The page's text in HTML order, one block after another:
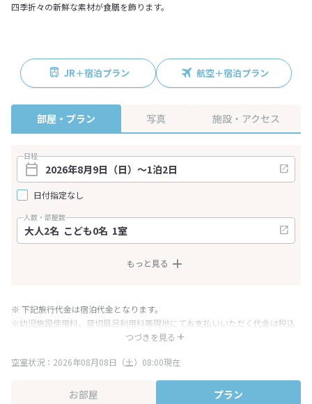
四季折々の新鮮な素材が食膳を飾ります。
JR＋宿泊プラン 航空＋宿泊プラン
部屋・プラン 写真 施設・アクセス
日程
日付指定なし
人数・部屋数
もっと見る
つづきを見る
※ 下記旅行代金は宿泊代金となります。
※幼児施設使用料、貸切風呂利用料等現地にてお支払いいただく代金は税込
み表記となりますが、消費税増税に伴い代金が一部変更となる場合がござい
※表示されている旅行代金・プラン内容は一定時間ごとに更新されます。最
空室状況：2026年08月08日（土）08:00現在
お部屋 プラン